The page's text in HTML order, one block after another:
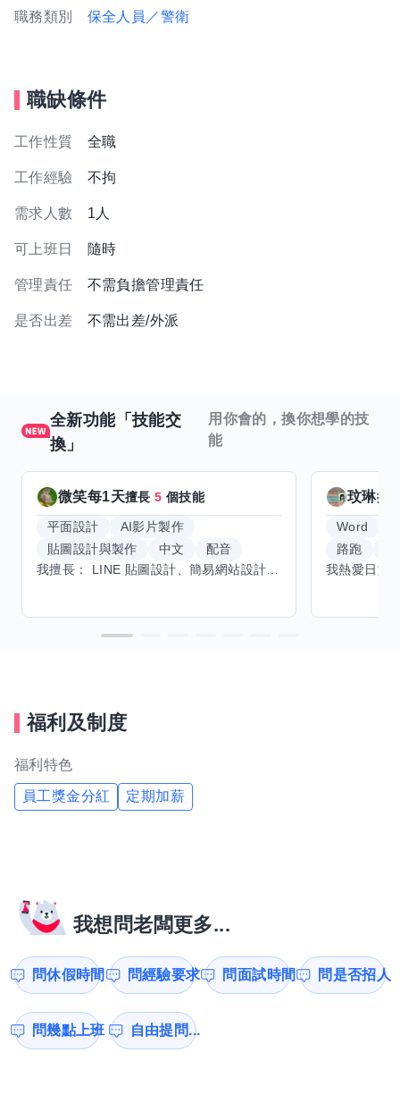
職務類別 保全人員／警衛
職缺條件
工作性質 全職
工作經驗 不拘
需求人數 1人
可上班日 隨時
管理責任 不需負擔管理責任
是否出差 不需出差/外派
全新功能「技能交
換」
用你會的，換你想學的技
能
微笑每1天擅長5 個技能
平面設計
AI影片製作
貼圖設計與製作
中文
配音
玟琳擅
Word
路跑
福利及制度
福利特色
員工獎金分紅 定期加薪
我想問老闆更多...
問休假時間 問經驗要求 問面試時間 問是否招人
問幾點上班 自由提問...